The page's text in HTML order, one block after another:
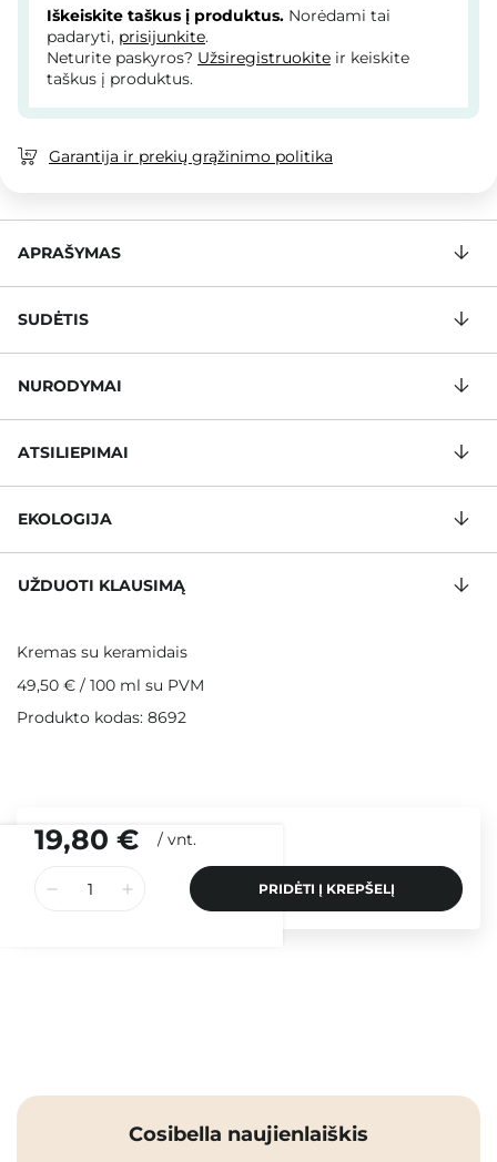
19,80 € / vnt.
PRIDĖTI Į KREPŠELĮ
Iškeiskite taškus į produktus. Norėdami tai
padaryti, prisijunkite.
Neturite paskyros? Užsiregistruokite ir keiskite
taškus į produktus.
Garantija ir prekių grąžinimo politika
APRAŠYMAS
SUDĖTIS
NURODYMAI
ATSILIEPIMAI
EKOLOGIJA
UŽDUOTI KLAUSIMĄ
Kremas su keramidais
49,50 € / 100 ml su PVM
Produkto kodas: 8692
Cosibella naujienlaiškis